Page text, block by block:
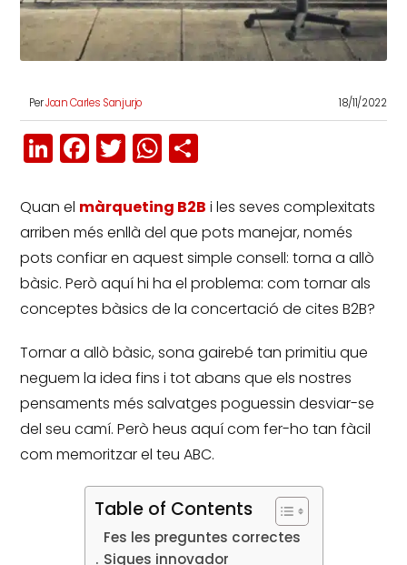
PerJoan Carles Sanjurjo 18/11/2022
LinkedIn
Facebook
TwitterWhatsApp
Quan el màrqueting B2B i les seves complexitats
arriben més enllà del que pots manejar, només
pots confiar en aquest simple consell: torna a allò
bàsic.Però aquí hi ha el problema: com tornar als
conceptes bàsics de la concertació de cites B2B?
Tornar a allò bàsic, sona gairebé tan primitiu que
neguem la idea fins i tot abans que els nostres
pensaments més salvatges poguessin desviar-se
del seu camí.Però heus aquí com fer-ho tan fàcil
com memoritzar el teu ABC.
Table of Contents
Fes les preguntes correctes
Sigues innovador